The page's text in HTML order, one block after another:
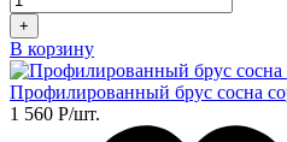
+
В корзину
Профилированный брус сосна
1 560 Р/шт.